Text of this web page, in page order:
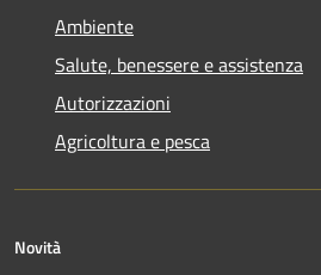
Ambiente
Salute, benessere e assistenza
Autorizzazioni
Agricoltura e pesca
Novità